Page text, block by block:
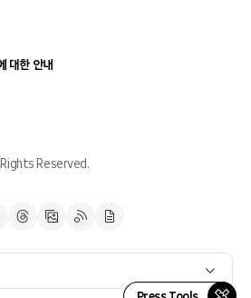
대한 안내
Reserved.